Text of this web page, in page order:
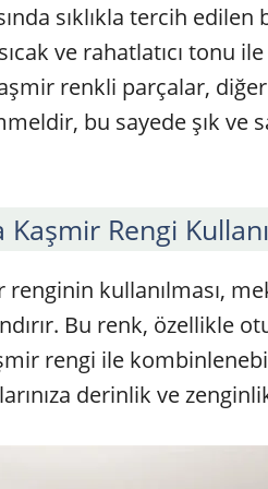
sıklıkla tercih
ve rahatlatıcı tonu
renkli parçalar,
bu sayede şık ve
Rengi
kullanılması,
Bu renk, özellikle
rengi ile
derinlik ve